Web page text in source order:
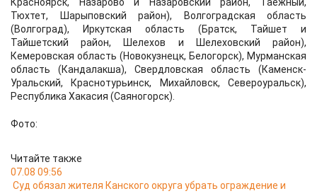
Тюхтет, Шарыповский район), Волгоградская область
(Волгоград), Иркутская область (Братск, Тайшет и
Тайшетский район, Шелехов и Шелеховский район),
Кемеровская область (Новокузнецк, Белогорск), Мурманская
область (Кандалакша), Свердловская область (Каменск-
Уральский, Краснотурьинск, Михайловск, Североуральск),
Республика Хакасия (Саяногорск).
Фото:
Читайте также
07.08 09:56
Суд обязал жителя Канского округа убрать ограждение и